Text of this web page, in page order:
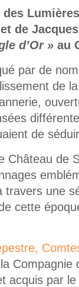
de
d’Or » au
par de
de
de
Château de
une
cette
Compagnie
acquis par